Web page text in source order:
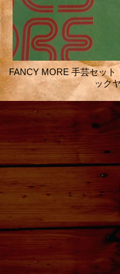
FANCY MORE 手芸セッ
ック